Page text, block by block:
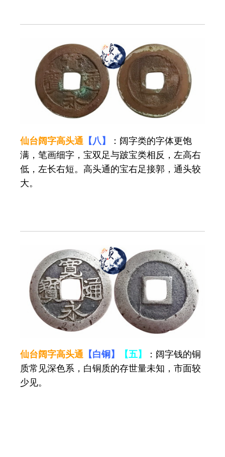
仙台阔字高头通 【八】
：阔字类的字体更饱
满，笔画细字，宝双足与跛宝类相反，左高右
低，左长右短。高头通的宝右足接郭，通头较
大。
仙台阔字高头通 【白铜】 【五】
：阔字钱的铜
质常见深色系，白铜质的存世量未知，市面较
少见。